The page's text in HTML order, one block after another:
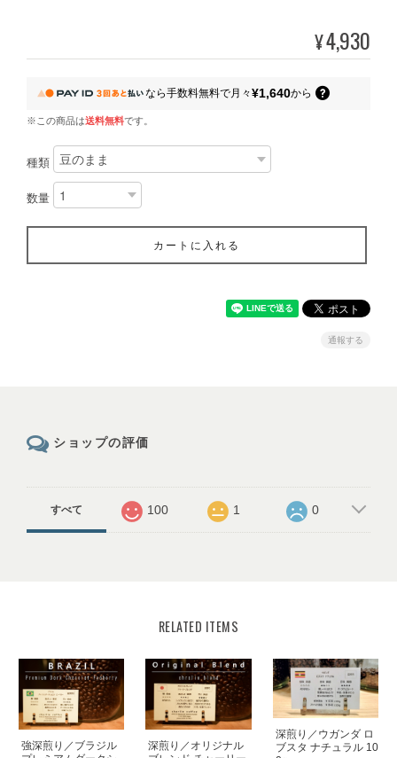
¥4,930
なら手数料無料で月々¥1,640から
※この商品は送料無料です。
種類
数量
カートに入れる
通報する
ショップの評価
すべて 100 1 0
RELATED ITEMS
強深煎り／ブラジル
深煎り／オリジナル
深煎り／ウガンダ ロ
ブスタ ナチュラル 10